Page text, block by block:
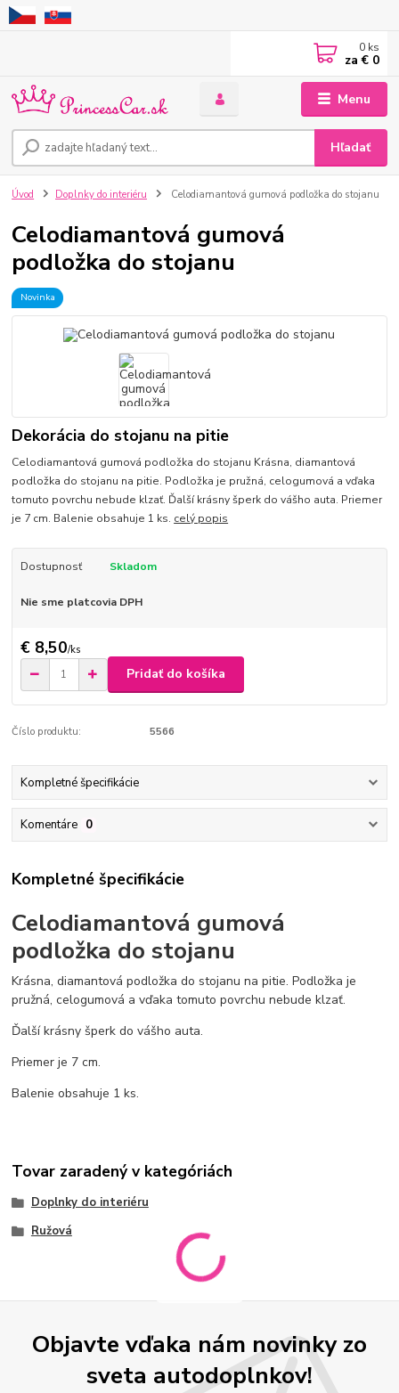
Menu
Hľadať
0 ks
za € 0
Úvod Doplnky do interiéru Celodiamantová gumová podložka do stojanu
Celodiamantová gumová
podložka do stojanu
Novinka
Dekorácia do stojanu na pitie
Celodiamantová gumová podložka do stojanu Krásna, diamantová
podložka do stojanu na pitie. Podložka je pružná, celogumová a vďaka
tomuto povrchu nebude klzať. Ďalší krásny šperk do vášho auta. Priemer
je 7 cm. Balenie obsahuje 1 ks. celý popis
Dostupnosť Skladom
Nie sme platcovia DPH
€ 8,50/ks
Pridať do košíka
Číslo produktu: 5566
Kompletné špecifikácie
Komentáre 0
Kompletné špecifikácie
Celodiamantová gumová
podložka do stojanu
Krásna, diamantová podložka do stojanu na pitie. Podložka je
pružná, celogumová a vďaka tomuto povrchu nebude klzať.
Ďalší krásny šperk do vášho auta.
Priemer je 7 cm.
Balenie obsahuje 1 ks.
Tovar zaradený v kategóriách
Doplnky do interiéru
Ružová
Objavte vďaka nám novinky zo
sveta autodoplnkov!